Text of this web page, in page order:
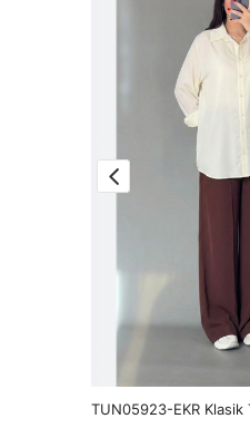
TUN05923-EKR